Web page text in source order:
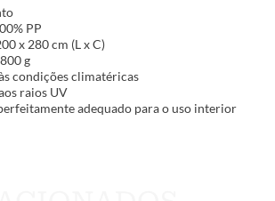
PP
x 280 cm (L x C)
g
condições climatéricas
raios UV
adequado para o uso interior